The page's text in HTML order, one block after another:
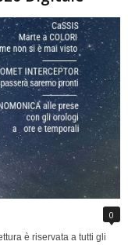
0
è riservata a tutti gli